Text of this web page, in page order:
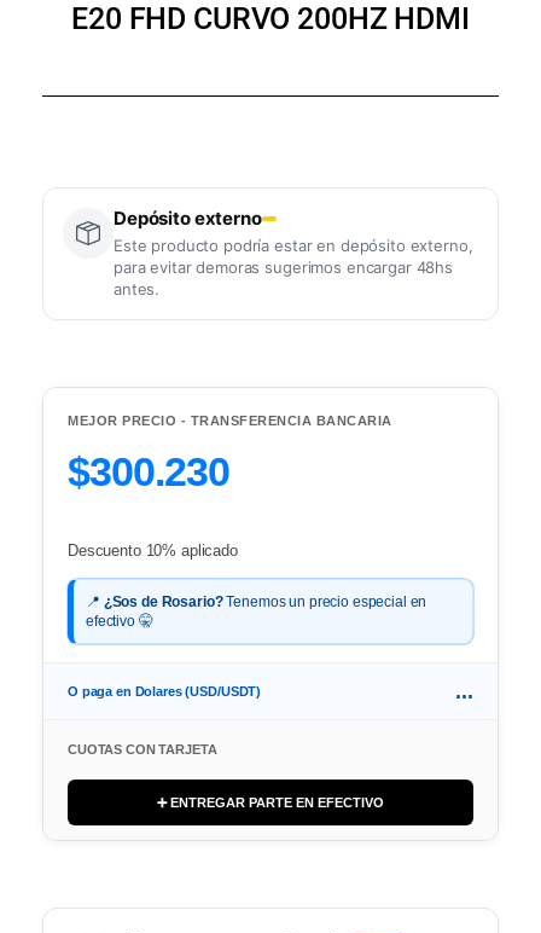
E20 FHD CURVO 200HZ HDMI
Depósito externo
Este producto podría estar en depósito externo,
para evitar demoras sugerimos encargar 48hs
antes.
MEJOR PRECIO - TRANSFERENCIA BANCARIA
$300.230
Descuento 10% aplicado
📍 ¿Sos de Rosario?Tenemos un precio especial en
efectivo 🤫
O paga en Dolares (USD/USDT) ...
CUOTAS CON TARJETA
➕ ENTREGAR PARTE EN EFECTIVO